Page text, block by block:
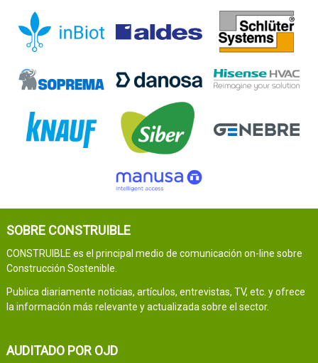
SOBRE CONSTRUIBLE
CONSTRUIBLE es el principal medio de comunicación on-line sobre
Construcción Sostenible.
Publica diariamente noticias, artículos, entrevistas, TV, etc. y ofrece
la información más relevante y actualizada sobre el sector.
AUDITADO POR OJD